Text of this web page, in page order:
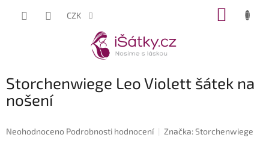
CZK
Storchenwiege Leo Violett šátek na
nošení
Průměrné
Neohodnoceno Podrobnosti hodnocení Značka:Storchenwiege